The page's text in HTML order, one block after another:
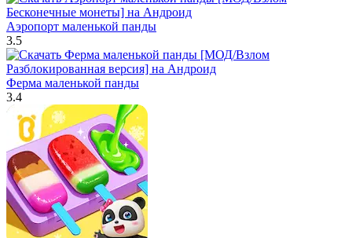
Аэропорт маленькой панды
3.5
Ферма маленькой панды
3.4